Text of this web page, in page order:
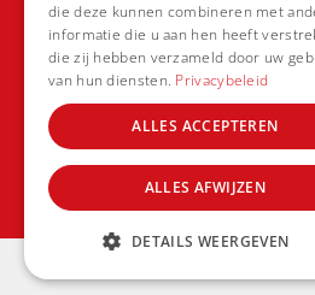
die deze kunnen combineren met
informatie die u aan hen heeft
die zij hebben verzameld door uw
van hun diensten. Privacybeleid
ALLES ACCEPTEREN
ALLES AFWIJZEN
DETAILS WEERGEVEN